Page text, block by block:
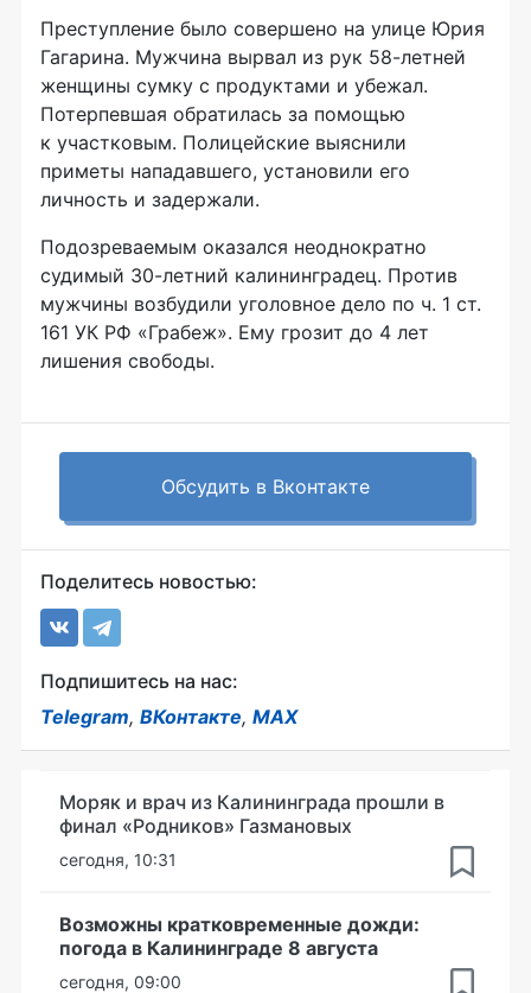
Преступление было совершено на улице Юрия
Гагарина. Мужчина вырвал из рук 58-летней
женщины сумку с продуктами и убежал.
Потерпевшая обратилась за помощью
к участковым. Полицейские выяснили
приметы нападавшего, установили его
личность и задержали.
Подозреваемым оказался неоднократно
судимый 30-летний калининградец. Против
мужчины возбудили уголовное дело по ч. 1 ст.
161 УК РФ «Грабеж». Ему грозит до 4 лет
лишения свободы.
Обсудить в Вконтакте
Поделитесь новостью:
Подпишитесь на нас:
Telegram, ВКонтакте, MAX
Моряк и врач из Калининграда прошли в
финал «Родников» Газмановых
сегодня, 10:31
Возможны кратковременные дожди:
погода в Калининграде 8 августа
сегодня, 09:00